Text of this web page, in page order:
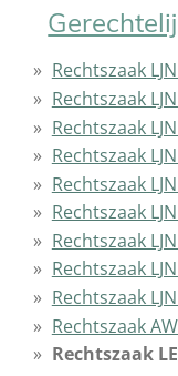
Rechtszaak
Rechtszaak
Rechtszaak
Rechtszaak
Rechtszaak
Rechtszaak
Rechtszaak
Rechtszaak
Rechtszaak
Rechtszaak
Rechtszaak